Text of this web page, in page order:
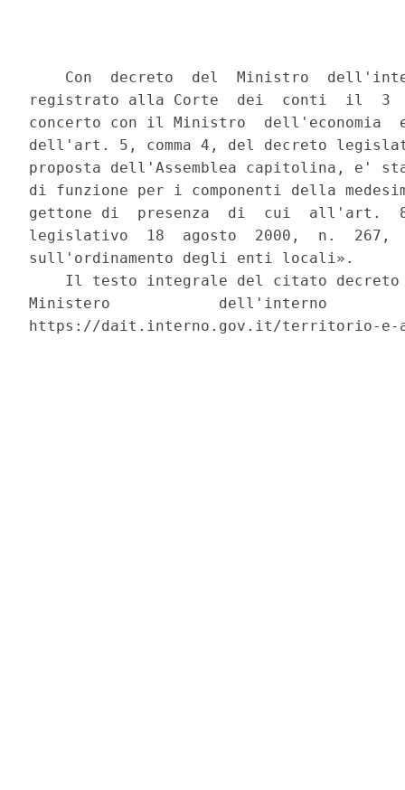
Con  decreto  del  Ministro
registrato alla Corte  dei  conti  il  3
concerto con il Ministro
dell'art. 5, comma 4, del decreto
proposta dell'Assemblea capitolina, e'
di funzione per i componenti della
gettone di  presenza  di  cui  all'art.
legislativo  18  agosto  2000,  n.  267,
sull'ordinamento degli enti locali».
Il testo integrale del citato
Ministero            dell'interno